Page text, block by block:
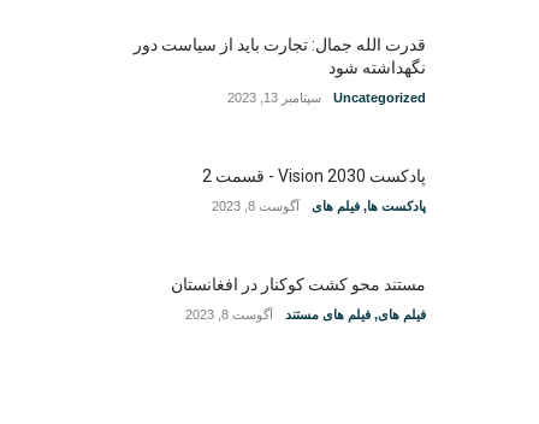
قدرت الله جمال: تجارت باید از سیاست دور
نگهداشته شود
Uncategorized سپتامبر 13, 2023
پادکست Vision 2030 - قسمت 2
پادکست ها, فیلم های آگوست 8, 2023
مستند محو کشت کوکنار در افغانستان
فیلم های, فیلم های مستند آگوست 8, 2023